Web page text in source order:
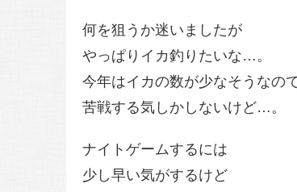
何を狙うか迷いましたが
やっぱりイカ釣りたいな…。
今年はイカの数が少なそうなの
苦戦する気しかしないけど…。
ナイトゲームするには
少し早い気がするけど